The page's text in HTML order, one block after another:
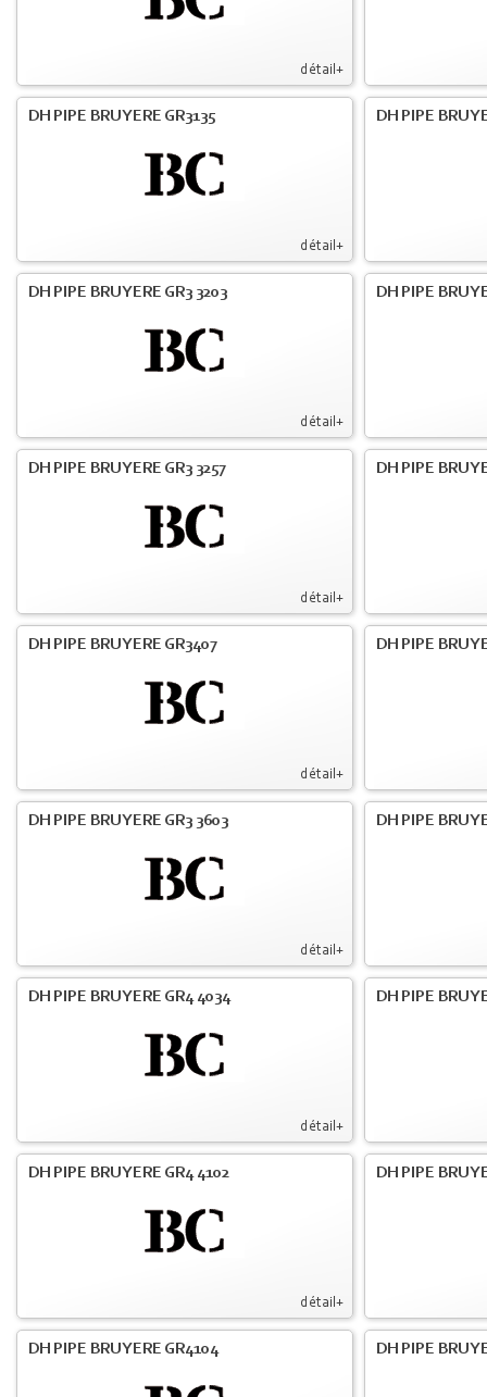
détail+
détail+
DH PIPE BRUYERE GR3135 DH PIPE
détail+
DH PIPE BRUYERE GR3 3203 DH PIPE
détail+
DH PIPE BRUYERE GR3 3257 DH PIPE
détail+
DH PIPE BRUYERE GR3407 DH PIPE
détail+
DH PIPE BRUYERE GR3 3603 DH PIPE
détail+
DH PIPE BRUYERE GR4 4034 DH PIPE
détail+
DH PIPE BRUYERE GR4 4102 DH PIPE
DH PIPE BRUYERE GR4104 DH PIPE